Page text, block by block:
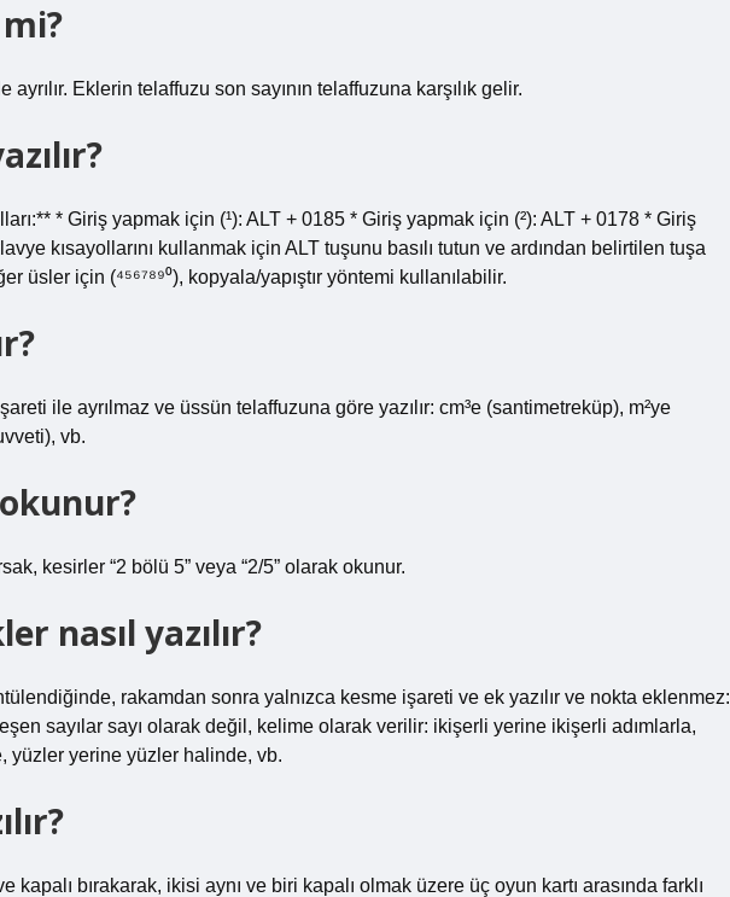
Eklerin telaffuzu son sayının telaffuzuna karşılık gelir.
* Giriş yapmak için (¹): ALT + 0185 * Giriş yapmak için (²): ALT + 0178 * Giriş
kısayollarını kullanmak için ALT tuşunu basılı tutun ve ardından belirtilen tuşa
üsler için (⁴⁵⁶⁷⁸⁹⁰), kopyala/yapıştır yöntemi kullanılabilir.
ile ayrılmaz ve üssün telaffuzuna göre yazılır: cm³e (santimetreküp), m²ye
vb.
kesirler “2 bölü 5” veya “2/5” olarak okunur.
nasıl yazılır?
rakamdan sonra yalnızca kesme işareti ve ek yazılır ve nokta eklenmez:
sayılar sayı olarak değil, kelime olarak verilir: ikişerli yerine ikişerli adımlarla,
yüzler yerine yüzler halinde, vb.
bırakarak, ikisi aynı ve biri kapalı olmak üzere üç oyun kartı arasında farklı